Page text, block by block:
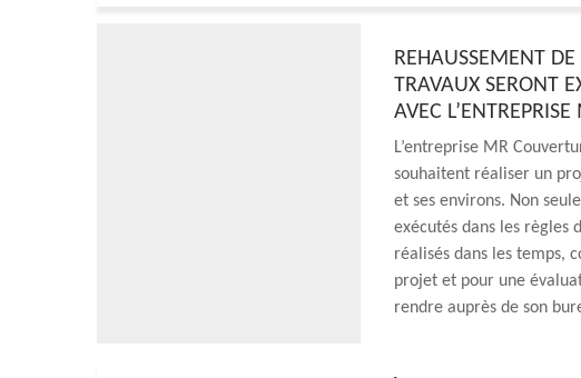
REHAUSSEMENT
TRAVAUX SERONT
AVEC
L’entreprise MR
souhaitent réaliser un
et ses environs. Non
exécutés dans les règles
réalisés dans les temps,
projet et pour une
rendre auprès de son